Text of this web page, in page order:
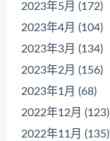
2023年5月 (172)
2023年4月 (104)
2023年3月 (134)
2023年2月 (156)
2023年1月 (68)
2022年12月 (123)
2022年11月 (135)